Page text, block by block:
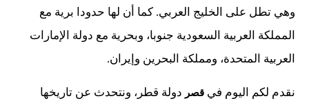
وهي تطل على الخليج العربي. كما أن لها حدودا برية مع
المملكة العربية السعودية جنوبا، وبحرية مع دولة الإمارات
العربية المتحدة، ومملكة البحرين وإيران.
نقدم لكم اليوم في قصر دولة قطر، ونتحدث عن تاريخها